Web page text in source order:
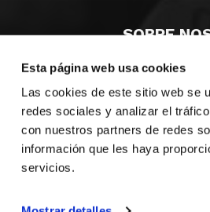
Esta página web usa cookies
Las cookies de este sitio web se
redes sociales y analizar el
con nuestros partners de redes
información que les haya
servicios.
SOBRE
CASTELLÓ
VALÈNCIA
ALACANT
COMUNIDAD VALENCIANA